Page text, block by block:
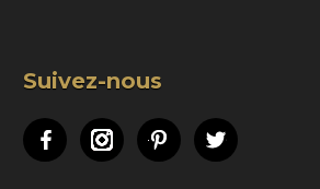
Suivez-nous
FacebookInstagramPinterestTwitter